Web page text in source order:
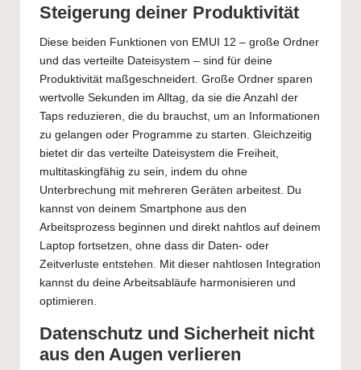
Steigerung deiner Produktivität
Diese beiden Funktionen von EMUI 12 – große Ordner
und das verteilte Dateisystem – sind für deine
Produktivität maßgeschneidert. Große Ordner sparen
wertvolle Sekunden im Alltag, da sie die Anzahl der
Taps reduzieren, die du brauchst, um an Informationen
zu gelangen oder Programme zu starten. Gleichzeitig
bietet dir das verteilte Dateisystem die Freiheit,
multitaskingfähig zu sein, indem du ohne
Unterbrechung mit mehreren Geräten arbeitest. Du
kannst von deinem Smartphone aus den
Arbeitsprozess beginnen und direkt nahtlos auf deinem
Laptop fortsetzen, ohne dass dir Daten- oder
Zeitverluste entstehen. Mit dieser nahtlosen Integration
kannst du deine Arbeitsabläufe harmonisieren und
optimieren.
Datenschutz und Sicherheit nicht
aus den Augen verlieren